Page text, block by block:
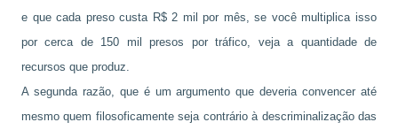
e que cada preso custa R$ 2 mil por mês, se você multiplica isso
por cerca de 150 mil presos por tráfico, veja a quantidade de
recursos que produz.
A segunda razão, que é um argumento que deveria convencer até
mesmo quem filosoficamente seja contrário à descriminalização das